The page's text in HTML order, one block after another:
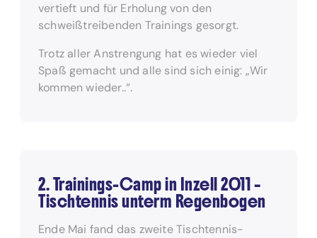
vertieft und für Erholung von den
schweißtreibenden Trainings gesorgt.
Trotz aller Anstrengung hat es wieder viel
Spaß gemacht und alle sind sich einig: „Wir
kommen wieder..“.
2. Trainings-Camp in Inzell 2011 –
Tischtennis unterm Regenbogen
Ende Mai fand das zweite Tischtennis-